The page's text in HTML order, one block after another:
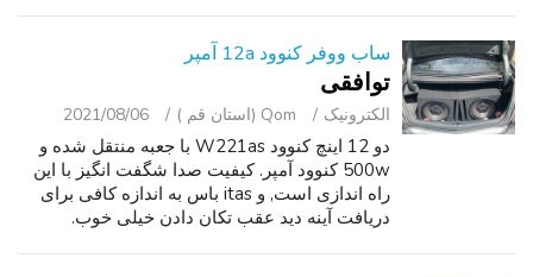
ساب ووفر کنوود 12a آمپر
توافقی
الکترونیک Qom (استان قم ) 2021/08/06
دو 12 اینچ کنوود W221as با جعبه منتقل شده و
500w کنوود آمپر. کیفیت صدا شگفت انگیز با این
راه اندازی است, و itas باس به اندازه کافی برای
دریافت آینه دید عقب تکان دادن خیلی خوب.